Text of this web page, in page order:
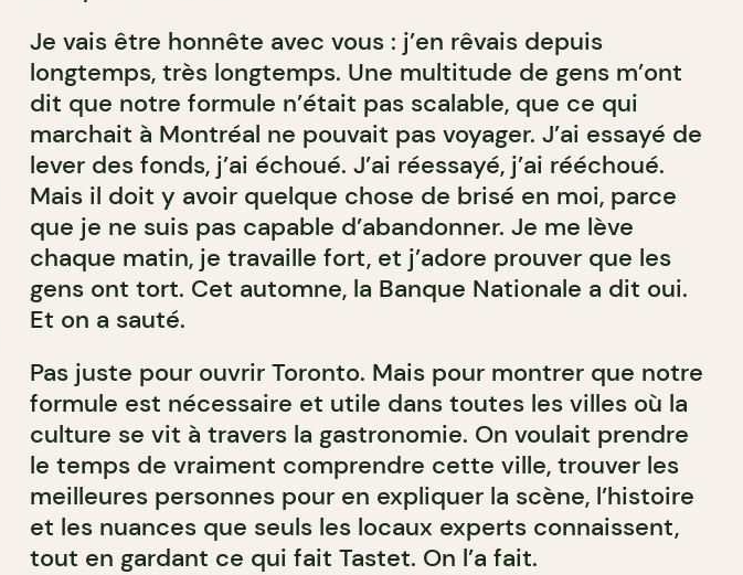
Je vais être honnête avec vous : j’en rêvais depuis
longtemps, très longtemps. Une multitude de gens m’ont
dit que notre formule n’était pas scalable, que ce qui
marchait à Montréal ne pouvait pas voyager. J’ai essayé de
lever des fonds, j’ai échoué. J’ai réessayé, j’ai rééchoué.
Mais il doit y avoir quelque chose de brisé en moi, parce
que je ne suis pas capable d’abandonner. Je me lève
chaque matin, je travaille fort, et j’adore prouver que les
gens ont tort. Cet automne, la Banque Nationale a dit oui.
Et on a sauté.
Pas juste pour ouvrir Toronto. Mais pour montrer que notre
formule est nécessaire et utile dans toutes les villes où la
culture se vit à travers la gastronomie. On voulait prendre
le temps de vraiment comprendre cette ville, trouver les
meilleures personnes pour en expliquer la scène, l’histoire
et les nuances que seuls les locaux experts connaissent,
tout en gardant ce qui fait Tastet. On l’a fait.